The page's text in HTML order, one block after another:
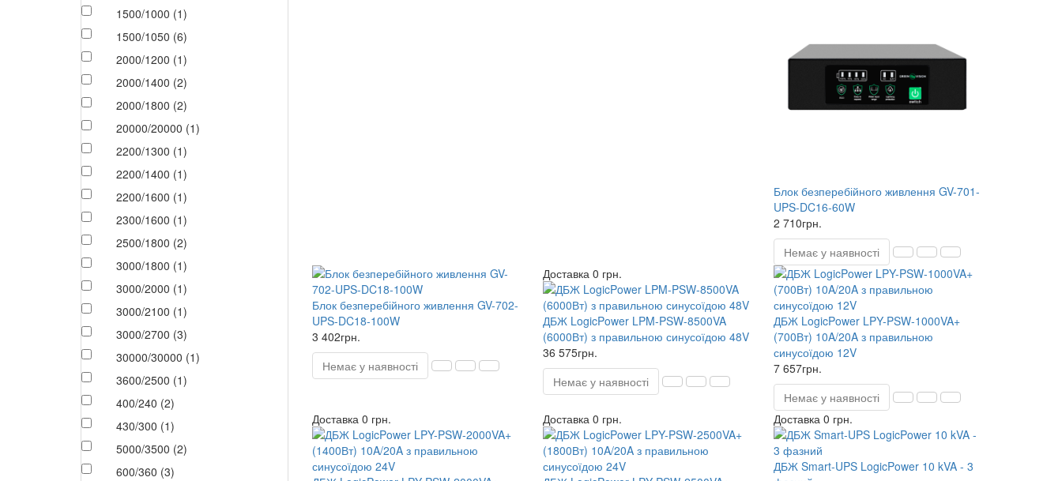
1500/1000 (1)
1500/1050 (6)
2000/1200 (1)
2000/1400 (2)
2000/1800 (2)
20000/20000 (1)
2200/1300 (1)
2200/1400 (1)
2200/1600 (1)
2300/1600 (1)
2500/1800 (2)
3000/1800 (1)
3000/2000 (1)
3000/2100 (1)
3000/2700 (3)
30000/30000 (1)
3600/2500 (1)
400/240 (2)
430/300 (1)
5000/3500 (2)
600/360 (3)
Блок безперебійного живлення GV-701-
UPS-DC16-60W
2 710грн.
Немає у наявності
Блок безперебійного живлення GV-702-
UPS-DC18-100W
3 402грн.
Немає у наявності
Доставка 0 грн.
ДБЖ LogicPower LPM-PSW-8500VA
(6000Вт) з правильною синусоїдою 48V
36 575грн.
Немає у наявності
ДБЖ LogicPower LPY-PSW-1000VA+
(700Вт) 10A/20A з правильною
синусоїдою 12V
7 657грн.
Немає у наявності
Доставка 0 грн.
Доставка 0 грн. Доставка 0 грн.
ДБЖ Smart-UPS LogicPower 10 kVA - 3